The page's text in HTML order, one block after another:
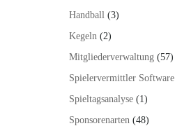
Handball (3)
Kegeln (2)
Mitgliederverwaltung (57)
Spielervermittler Software
Spieltagsanalyse (1)
Sponsorenarten (48)